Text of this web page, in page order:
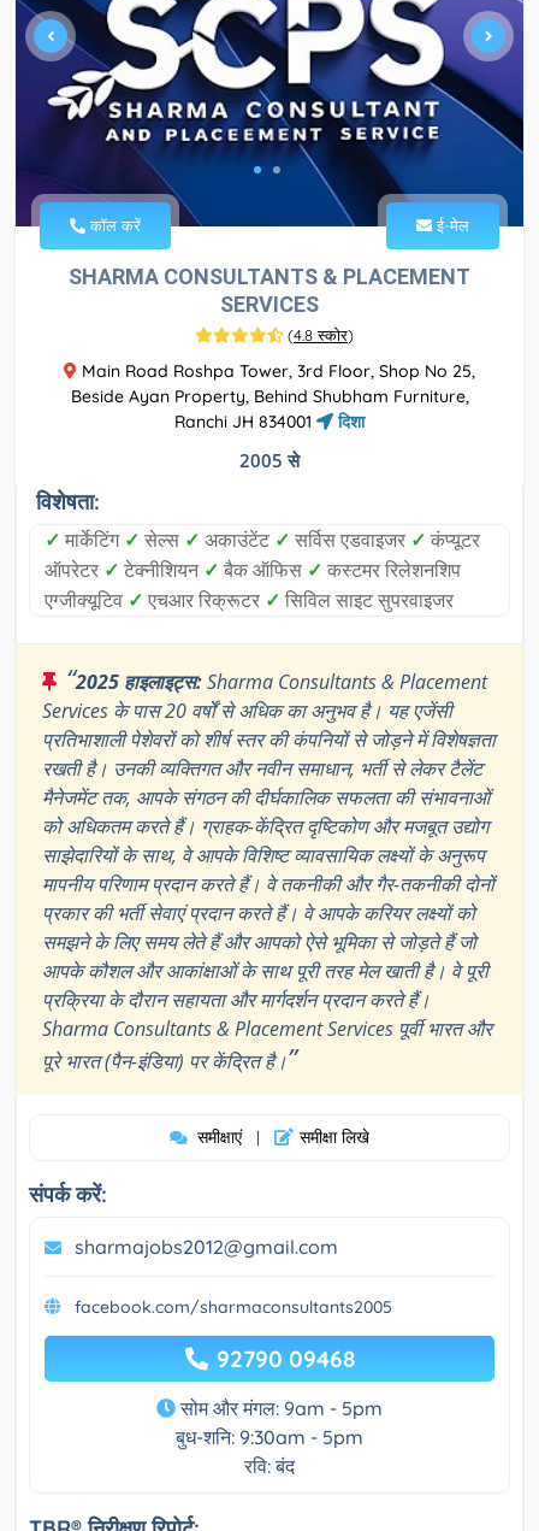
कॉल करें ई-मेल
SHARMA CONSULTANTS & PLACEMENT
SERVICES
(4.8 स्कोर)
Main Road Roshpa Tower, 3rd Floor, Shop No 25,
Beside Ayan Property, Behind Shubham Furniture,
Ranchi JH 834001
दिशा
2005 से
विशेषता:
✓ मार्केटिंग ✓ सेल्स ✓ अकाउंटेंट ✓ सर्विस एडवाइजर ✓ कंप्यूटर
ऑपरेटर ✓ टेक्नीशियन ✓ बैक ऑफिस ✓ कस्टमर रिलेशनशिप
एग्जीक्यूटिव ✓ एचआर रिक्रूटर ✓ सिविल साइट सुपरवाइजर
“2025 हाइलाइट्स:Sharma Consultants & Placement
Services के पास 20 वर्षों से अधिक का अनुभव है। यह एजेंसी
प्रतिभाशाली पेशेवरों को शीर्ष स्तर की कंपनियों से जोड़ने में विशेषज्ञता
रखती है। उनकी व्यक्तिगत और नवीन समाधान, भर्ती से लेकर टैलेंट
मैनेजमेंट तक, आपके संगठन की दीर्घकालिक सफलता की संभावनाओं
को अधिकतम करते हैं। ग्राहक-केंद्रित दृष्टिकोण और मजबूत उद्योग
साझेदारियों के साथ, वे आपके विशिष्ट व्यावसायिक लक्ष्यों के अनुरूप
मापनीय परिणाम प्रदान करते हैं। वे तकनीकी और गैर-तकनीकी दोनों
प्रकार की भर्ती सेवाएं प्रदान करते हैं। वे आपके करियर लक्ष्यों को
समझने के लिए समय लेते हैं और आपको ऐसे भूमिका से जोड़ते हैं जो
आपके कौशल और आकांक्षाओं के साथ पूरी तरह मेल खाती है। वे पूरी
प्रक्रिया के दौरान सहायता और मार्गदर्शन प्रदान करते हैं।
Sharma Consultants & Placement Services पूर्वी भारत और
पूरे भारत (पैन-इंडिया) पर केंद्रित है।”
समीक्षाएं | समीक्षा लिखे
संपर्क करें:
sharmajobs2012@gmail.com
facebook.com/sharmaconsultants2005
92790 09468
सोम और मंगल: 9am - 5pm
बुध-शनि: 9:30am - 5pm
रवि: बंद